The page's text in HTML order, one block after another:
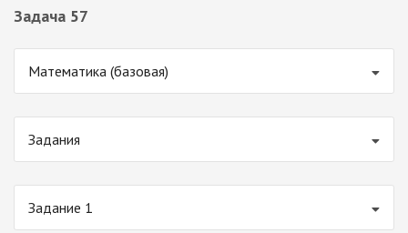
Задача 57
Математика (базовая)
Задания
Задание 1